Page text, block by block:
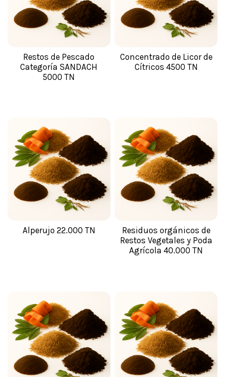
Restos de Pescado
Categoría SANDACH
5000 TN
Concentrado de Licor de
Cítricos 4500 TN
Alperujo 22.000 TN
Residuos orgánicos de
Restos Vegetales y Poda
Agrícola 40.000 TN